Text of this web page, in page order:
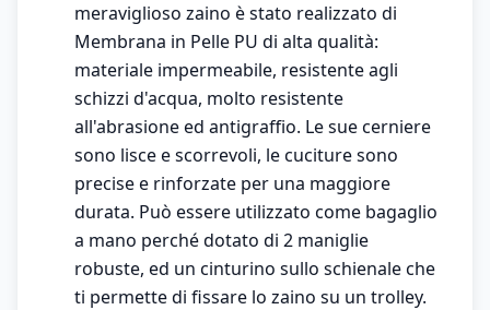
meraviglioso zaino è stato realizzato di
Membrana in Pelle PU di alta qualità:
materiale impermeabile, resistente agli
schizzi d'acqua, molto resistente
all'abrasione ed antigraffio. Le sue cerniere
sono lisce e scorrevoli, le cuciture sono
precise e rinforzate per una maggiore
durata. Può essere utilizzato come bagaglio
a mano perché dotato di 2 maniglie
robuste, ed un cinturino sullo schienale che
ti permette di fissare lo zaino su un trolley.